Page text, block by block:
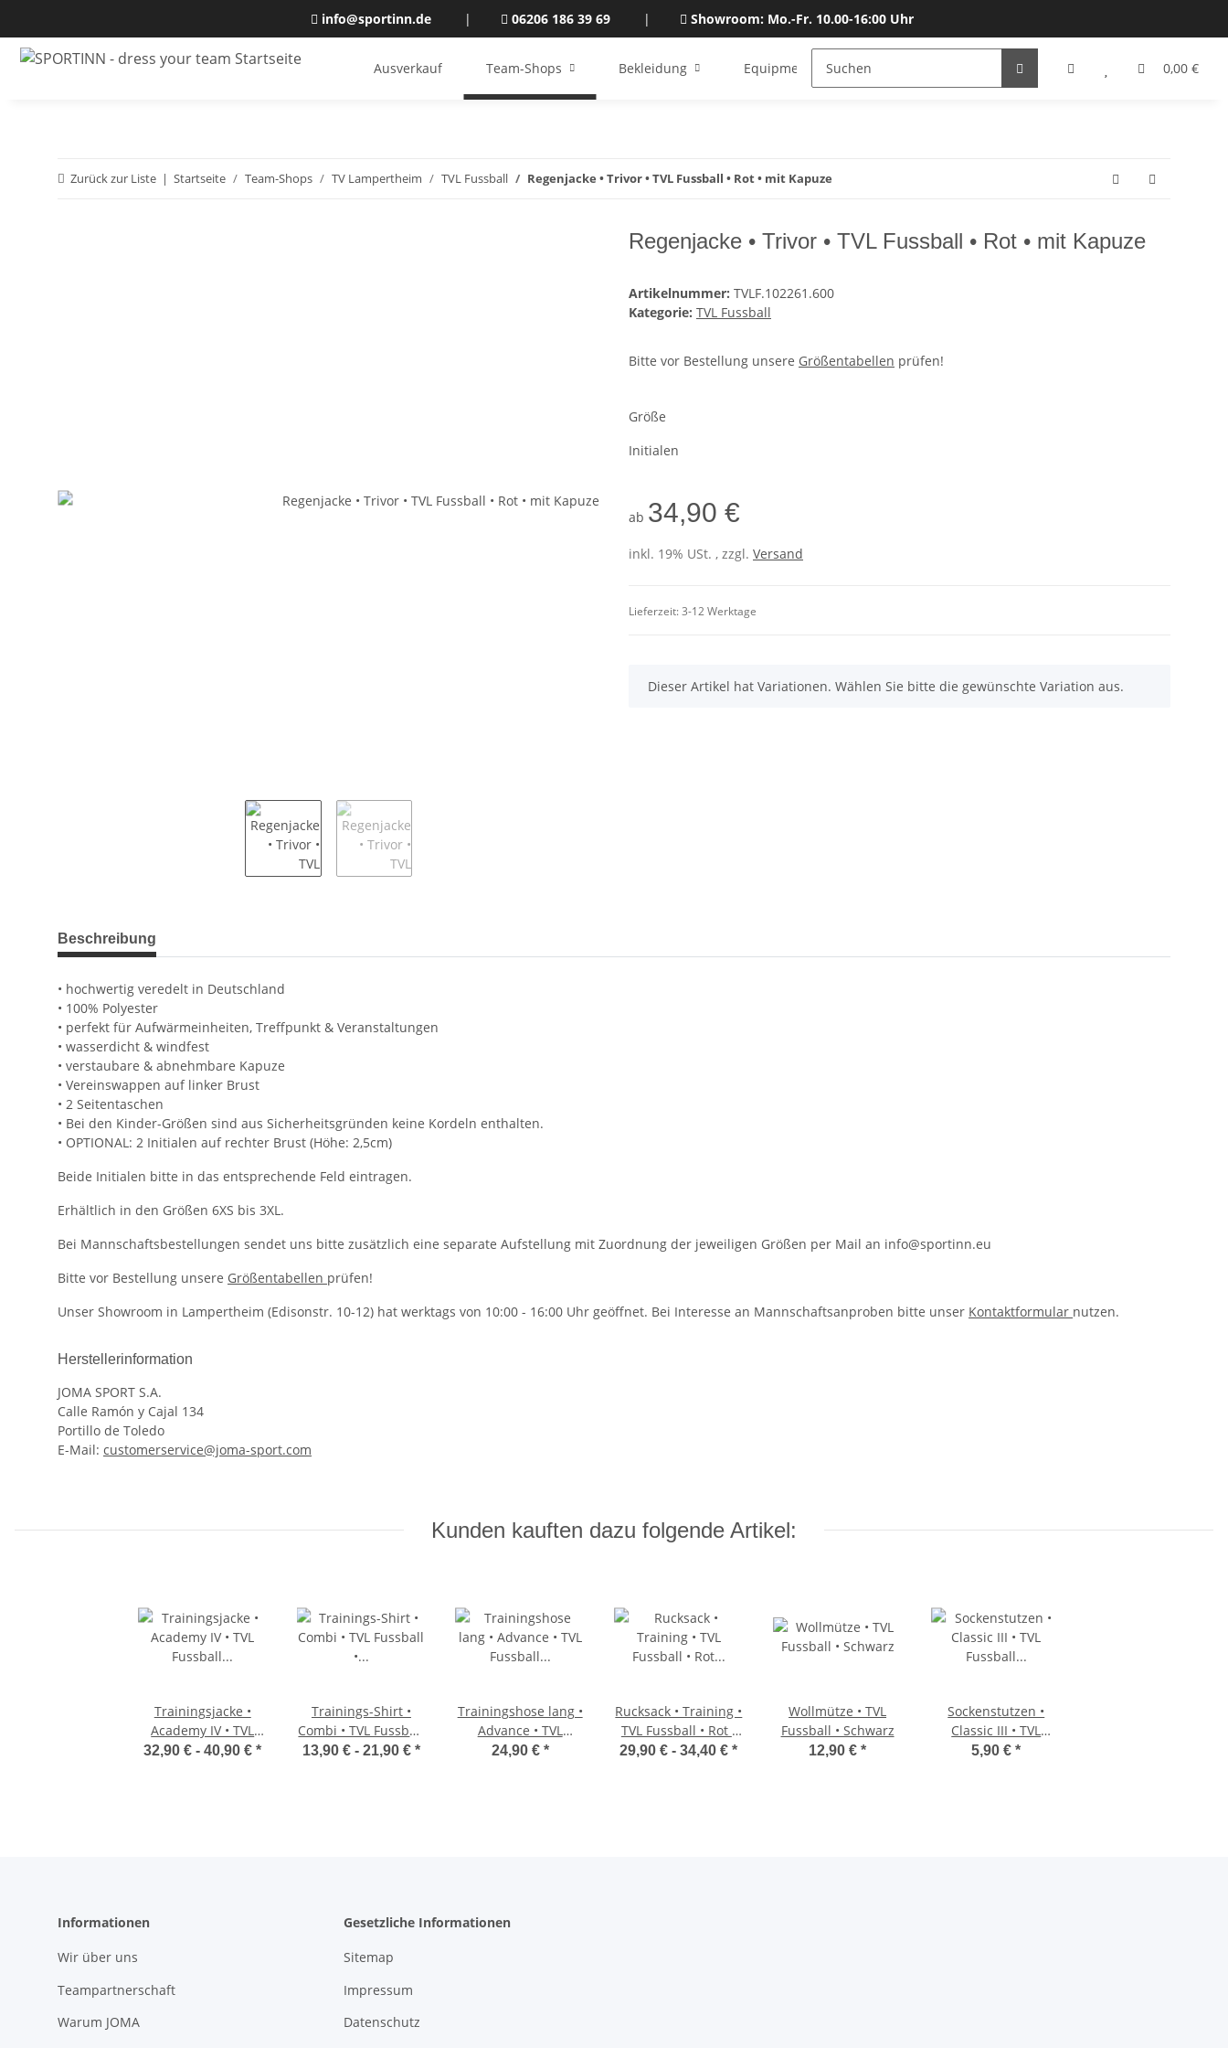
info@sportinn.de | 06206 186 39 69 | Showroom: Mo.-Fr. 10.00-16:00 Uhr
0,00 €
Ausverkauf Team-Shops Bekleidung Equipment Bälle Gutscheine
Katalog & Größen
Zurück zur Liste Startseite Team-Shops TV Lampertheim TVL Fussball Regenjacke • Trivor • TVL Fussball • Rot • mit Kapuze
Regenjacke • Trivor • TVL Fussball • Rot • mit Kapuze
Artikelnummer: TVLF.102261.600
Kategorie: TVL Fussball
Bitte vor Bestellung unsere Größentabellen prüfen!
Größe
Initialen
ab 34,90 €
inkl. 19% USt. , zzgl. Versand
Lieferzeit:3-12 Werktage
x
Dieser Artikel hat Variationen. Wählen Sie bitte die gewünschte Variation aus.
weitere Registerkarten anzeigen
Beschreibung
• hochwertig veredelt in Deutschland
• 100% Polyester
• perfekt für Aufwärmeinheiten, Treffpunkt & Veranstaltungen
• wasserdicht & windfest
• verstaubare & abnehmbare Kapuze
• Vereinswappen auf linker Brust
• 2 Seitentaschen
• Bei den Kinder-Größen sind aus Sicherheitsgründen keine Kordeln enthalten.
• OPTIONAL: 2 Initialen auf rechter Brust (Höhe: 2,5cm)
Beide Initialen bitte in das entsprechende Feld eintragen.
Erhältlich in den Größen 6XS bis 3XL.
Bei Mannschaftsbestellungen sendet uns bitte zusätzlich eine separate Aufstellung mit Zuordnung der jeweiligen Größen per Mail an info@sportinn.eu
Bitte vor Bestellung unsere Größentabellen prüfen!
Unser Showroom in Lampertheim (Edisonstr. 10-12) hat werktags von 10:00 - 16:00 Uhr geöffnet. Bei Interesse an Mannschaftsanproben bitte unser Kontaktformular nutzen.
Herstellerinformation
JOMA SPORT S.A.
Calle Ramón y Cajal 134
Portillo de Toledo
E-Mail: customerservice@joma-sport.com
Kunden kauften dazu folgende Artikel:
Trainingsjacke •
Academy IV • TVL
Fussball •
32,90 € -40,90 €*
Trainings-Shirt •
Combi • TVL Fussball
• Rot • Kurzarm
13,90 € - 21,90 € *
Trainingshose lang •
Advance • TVL
Fussball •
24,90 € *
Rucksack • Training •
TVL Fussball • Rot •
mit Schuhfach und
29,90 € -34,40 €*
Wollmütze • TVL
Fussball • Schwarz
12,90 €*
Sockenstutzen •
Classic III • TVL
Fussball • Rot
5,90 €*
Informationen
Wir über uns
Teampartnerschaft
Warum JOMA
Gesetzliche Informationen
Sitemap
Impressum
Datenschutz